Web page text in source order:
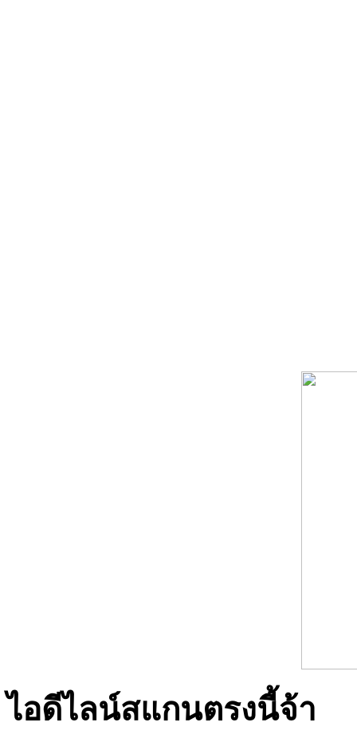
ไอดีไลน์สแกนตรงนี้จ้า